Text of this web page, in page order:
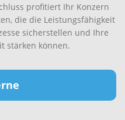
profitiert Ihr Konzern
die die Leistungsfähigkeit
sicherstellen und Ihre
stärken können.